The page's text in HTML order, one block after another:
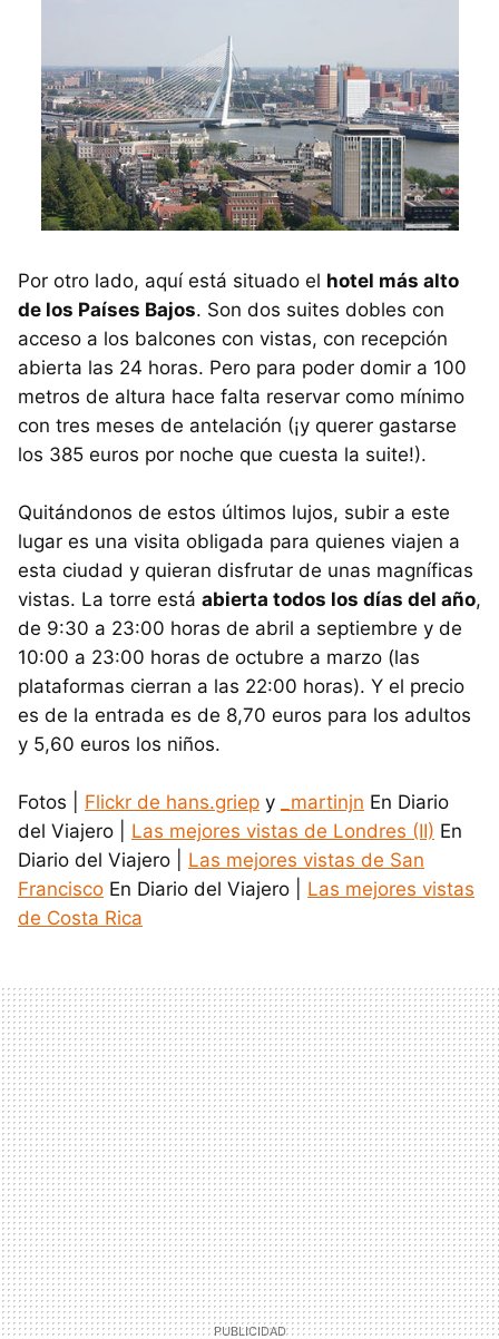
Por otro lado, aquí está situado el hotel más alto
de los Países Bajos. Son dos suites dobles con
acceso a los balcones con vistas, con recepción
abierta las 24 horas. Pero para poder domir a 100
metros de altura hace falta reservar como mínimo
con tres meses de antelación (¡y querer gastarse
los 385 euros por noche que cuesta la suite!).
Quitándonos de estos últimos lujos, subir a este
lugar es una visita obligada para quienes viajen a
esta ciudad y quieran disfrutar de unas magníficas
vistas. La torre está abierta todos los días del año,
de 9:30 a 23:00 horas de abril a septiembre y de
10:00 a 23:00 horas de octubre a marzo (las
plataformas cierran a las 22:00 horas). Y el precio
es de la entrada es de 8,70 euros para los adultos
y 5,60 euros los niños.
Fotos | Flickr de hans.griep y _martinjn En Diario
del Viajero | Las mejores vistas de Londres (II) En
Diario del Viajero | Las mejores vistas de San
Francisco En Diario del Viajero | Las mejores vistas
de Costa Rica